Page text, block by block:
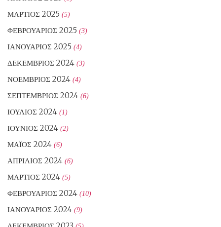
ΜΆΡΤΙΟΣ 2025 (5)
ΦΕΒΡΟΥΆΡΙΟΣ 2025 (3)
ΙΑΝΟΥΆΡΙΟΣ 2025 (4)
ΔΕΚΈΜΒΡΙΟΣ 2024 (3)
ΝΟΈΜΒΡΙΟΣ 2024 (4)
ΣΕΠΤΈΜΒΡΙΟΣ 2024 (6)
ΙΟΎΛΙΟΣ 2024 (1)
ΙΟΎΝΙΟΣ 2024 (2)
ΜΆΙΟΣ 2024 (6)
ΑΠΡΊΛΙΟΣ 2024 (6)
ΜΆΡΤΙΟΣ 2024 (5)
ΦΕΒΡΟΥΆΡΙΟΣ 2024 (10)
ΙΑΝΟΥΆΡΙΟΣ 2024 (9)